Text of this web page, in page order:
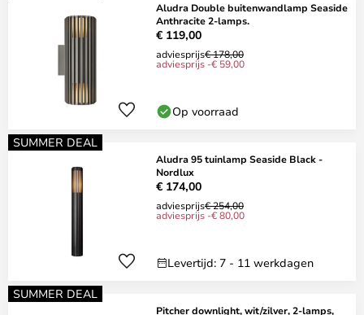
Aludra Double buitenwandlamp Seaside
Anthracite 2-lamps.
€ 119,00
adviesprijs€ 178,00
adviesprijs -€ 59,00
Op voorraad
SUMMER DEAL
Aludra 95 tuinlamp Seaside Black -
Nordlux
€ 174,00
adviesprijs€ 254,00
adviesprijs -€ 80,00
Levertijd: 7 - 11 werkdagen
SUMMER DEAL
Pitcher downlight, wit/zilver, 2-lamps,